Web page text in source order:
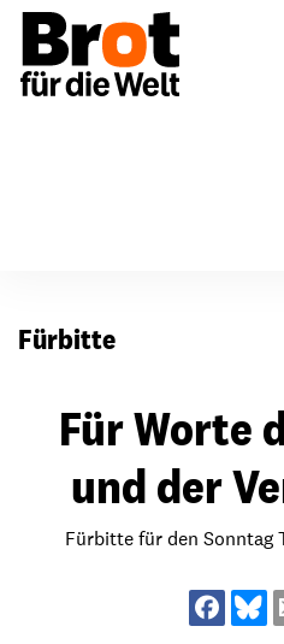
Fürbitte
Für Worte
und der
Fürbitte für den Sonntag